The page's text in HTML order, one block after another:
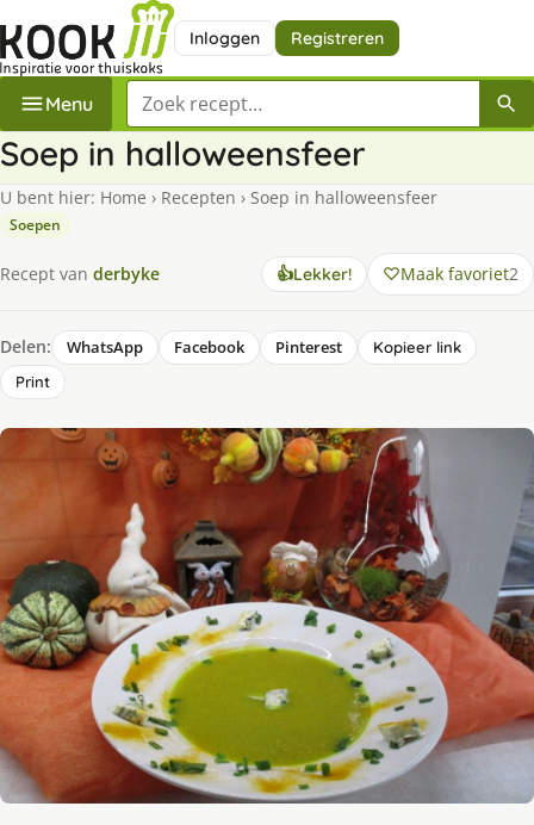
Inloggen Registreren
Menu Zoek een recept
Soep in halloweensfeer
U bent hier: Home › Recepten › Soep in halloweensfeer
Soepen
Recept van derbyke 👍Lekker! Maak favoriet2
Delen: WhatsApp Facebook Pinterest
Kopieer link
Print